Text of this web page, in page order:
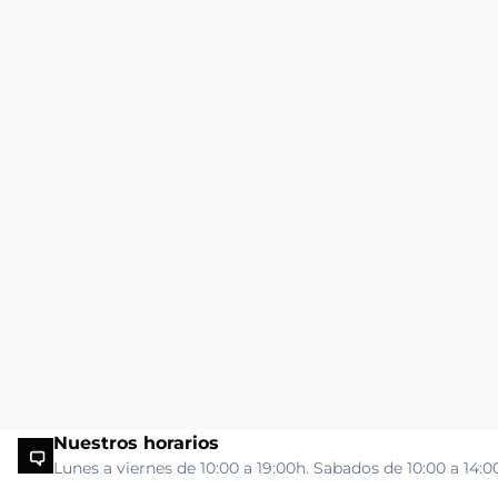
Nuestros horarios
Lunes a viernes de 10:00 a 19:00h. Sabados de 10:00 a